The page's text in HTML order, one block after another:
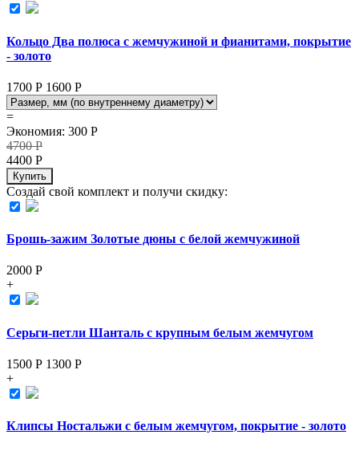
Кольцо Два полюса с жемчужиной и фианитами, покрытие
- золото
1700 Р 1600 Р
=
Экономия: 300 Р
4700Р
4400 Р
Купить
Создай свой комплект и получи скидку:
Брошь-зажим Золотые дюны с белой жемчужиной
2000 Р
+
Серьги-петли Шанталь с крупным белым жемчугом
1500 Р 1300 Р
+
Клипсы Ностальжи с белым жемчугом, покрытие - золото